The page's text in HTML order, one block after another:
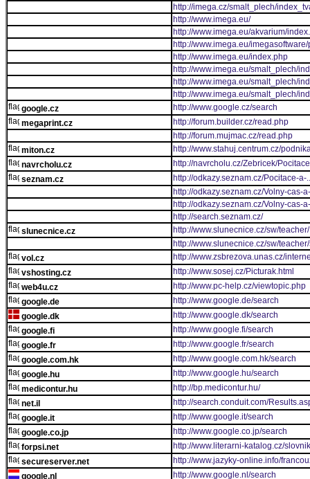
http://imega.cz/smalt_plech/
http://www.imega.eu/
http://www.imega.eu/akvarium/
http://www.imega.eu/
http://www.imega.eu/index.php
http://www.imega.eu/smalt_plech/
http://www.imega.eu/smalt_plech/
http://www.imega.eu/smalt_plech/
google.cz
http://www.google.cz/search
megaprint.cz
http://forum.builder.cz/read.php
http://forum.mujmac.cz/read.php
miton.cz
http://www.stahuj.centrum.cz/
navrcholu.cz
http://navrcholu.cz/Zebricek/
seznam.cz
http://odkazy.seznam.cz/Pocitace-
http://odkazy.seznam.cz/Volny-cas-
http://odkazy.seznam.cz/Volny-
http://search.seznam.cz/
slunecnice.cz
http://www.slunecnice.cz/sw/teacher/
http://www.slunecnice.cz/sw/
vol.cz
http://www.zsbrezova.unas.cz/
vshosting.cz
http://www.sosej.cz/Picturak.html
web4u.cz
http://www.pc-help.cz/viewtopic.php
google.de
http://www.google.de/search
google.dk
http://www.google.dk/search
google.fi
http://www.google.fi/search
google.fr
http://www.google.fr/search
google.com.hk
http://www.google.com.hk/search
google.hu
http://www.google.hu/search
medicontur.hu
http://bp.medicontur.hu/
net.il
http://search.conduit.com/
google.it
http://www.google.it/search
google.co.jp
http://www.google.co.jp/search
forpsi.net
http://www.literarni-katalog.cz/
secureserver.net
http://www.jazyky-online.info/
google.nl
http://www.google.nl/search